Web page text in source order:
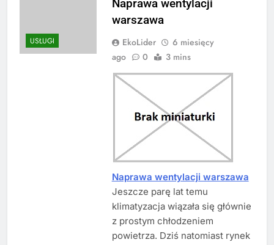
USŁUGI
Naprawa wentylacji
warszawa
EkoLider
6 miesięcy
ago
0 3 mins
Naprawa wentylacji warszawa
Jeszcze parę lat temu
klimatyzacja wiązała się głównie
z prostym chłodzeniem
powietrza. Dziś natomiast rynek